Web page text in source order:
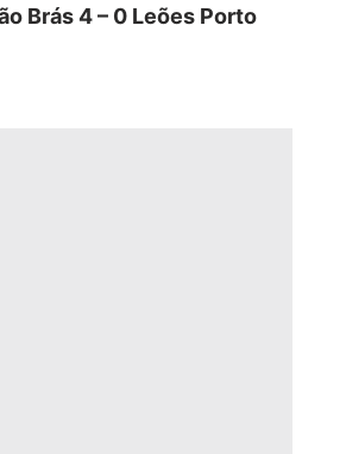
Brás 4 – 0 Leões Porto